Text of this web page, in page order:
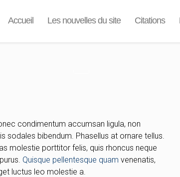
Accueil Les nouvelles du site Citations
condimentum accumsan ligula, non
sodales bibendum. Phasellus at ornare tellus.
molestie porttitor felis, quis rhoncus neque
Quisque pellentesque quam venenatis,
luctus leo molestie a.